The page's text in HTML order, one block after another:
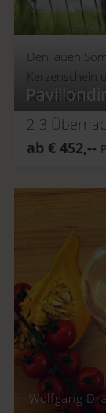
Den lauen
Kerzenschein
Schatz allein.
2-3
ab € 452,--
Wolfgang